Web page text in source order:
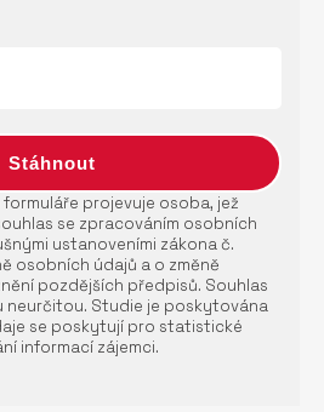
projevuje osoba, jež
se zpracováním osobních
ustanoveními zákona č.
osobních údajů a o změně
pozdějších předpisů. Souhlas
neurčitou. Studie je poskytována
se poskytují pro statistické
informací zájemci.